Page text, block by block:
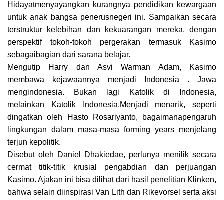
Hidayatmenyayangkan kurangnya pendidikan kewargaan
untuk anak bangsa penerusnegeri ini. Sampaikan secara
terstruktur kelebihan dan kekuarangan mereka, dengan
perspektif tokoh-tokoh pergerakan termasuk Kasimo
sebagaibagian dari sarana belajar.
Mengutip Harry dan Asvi Warman Adam, Kasimo
membawa kejawaannya menjadi Indonesia . Jawa
mengindonesia. Bukan lagi Katolik di Indonesia,
melainkan Katolik Indonesia.Menjadi menarik, seperti
dingatkan oleh Hasto Rosariyanto, bagaimanapengaruh
lingkungan dalam masa-masa forming years menjelang
terjun kepolitik.
Disebut oleh Daniel Dhakiedae, perlunya menilik secara
cermat titik-titik krusial pengabdian dan perjuangan
Kasimo. Ajakan ini bisa dilihat dari hasil penelitian Klinken,
bahwa selain diinspirasi Van Lith dan Rikevorsel serta aksi